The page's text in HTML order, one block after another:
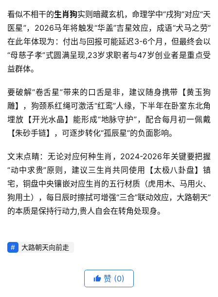
看似不相干的生肖狗实则暗藏玄机，命理学中“戌狗”对应“天
医星”，2026马年将触发“华盖”吉星效应，成语“犬马之劳”
在此年体现为：付出与回报可能延迟3-6个月，但最终会以
“母慈子孝”式圆满呈现,23岁求职者与47岁创业者是重点受
益群体。
要破解“卷舌星”带来的口舌是非，建议随身携带【黄玉狗
雕】，狗颈系红绳可激活“红鸾”人缘，下半年在卧室东北角
埋放【开光水晶】能形成“地脉守护”，配合每月初一佩戴
【朱砂手链】，可逐步转化“孤辰星”的负面影响。
文末点睛：无论对应何种生肖，2024-2026年关键要把握
“动中求贵”原则，建议三生肖共同使用【太极八卦盘】镇
宅，铜盘中央镶嵌对应生肖的五行材质（虎用木、马用火、
狗用土），每日辰时擦拭可增强“三合”联动效应，大路朝天”
的本质是保持行动力,贵人自会在转角处现身。
大路朝天向前走
赞 (0)